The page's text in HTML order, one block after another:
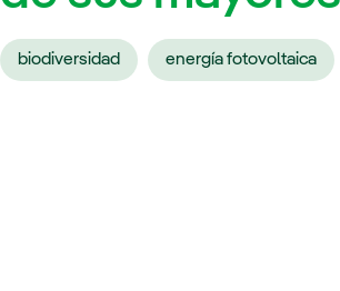
biodiversidad energía fotovoltaica